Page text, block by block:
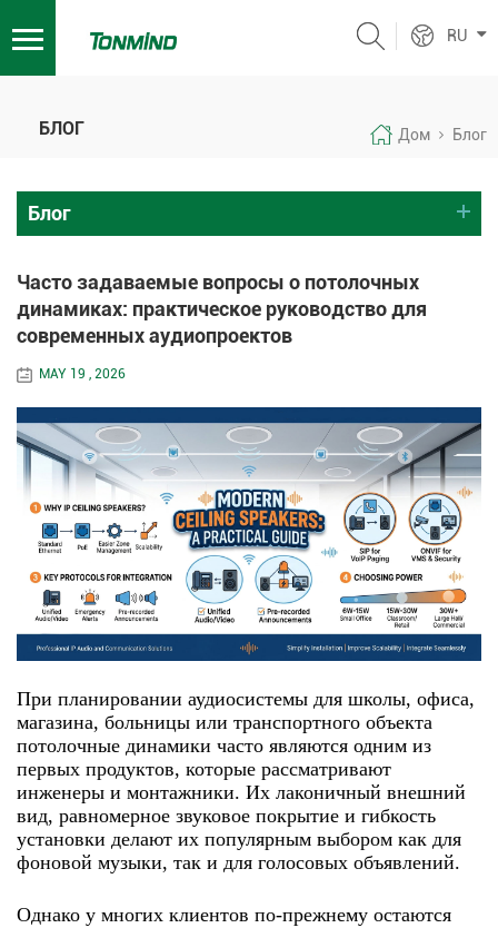
RU
БЛОГ Дом Блог
Блог
Часто задаваемые вопросы о потолочных
динамиках: практическое руководство для
современных аудиопроектов
MAY 19 , 2026
При планировании аудиосистемы для школы, офиса,
магазина, больницы или транспортного объекта
потолочные динамики часто являются одним из
первых продуктов, которые рассматривают
инженеры и монтажники. Их лаконичный внешний
вид, равномерное звуковое покрытие и гибкость
установки делают их популярным выбором как для
фоновой музыки, так и для голосовых объявлений.
Однако у многих клиентов по-прежнему остаются